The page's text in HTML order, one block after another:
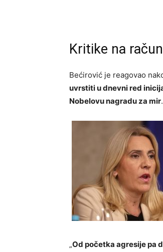
Kritike na
Bećirović je reagovao
uvrstiti u dnevni red
Nobelovu nagradu za mir.
„Od početka agresije pa